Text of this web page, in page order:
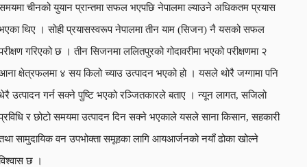
चीनको युयान प्रान्तमा सफल भएपछि नेपालमा ल्याउने अधिकतम प्रयास
थिए । सोही प्रयासस्वरूप नेपालमा तीन याम (सिजन) नै यसको सफल
गरिएको छ । तीन सिजनमा ललितपुरको गोदावरीमा भएको परीक्षणमा २
क्षेत्रफलमा ४ सय किलो च्याउ उत्पादन भएको हो । यसले थोरै जग्गामा पनि
उत्पादन गर्न सक्ने पुष्टि भएको रञ्जितकारले बताए । न्यून लागत, सजिलो
र छोटो समयमा उत्पादन दिन सक्ने भएकाले यसले साना किसान, सहकारी
सामुदायिक वन उपभोक्ता समूहका लागि आयआर्जनको नयाँ ढोका खोल्ने
छ ।